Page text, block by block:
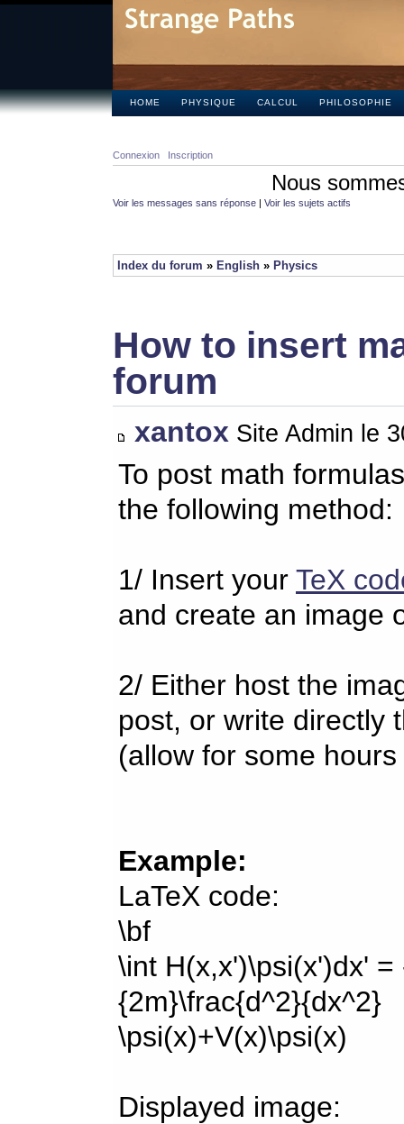
HOME PHYSIQUE CALCUL PHILOSOPHIE
Connexion Inscription
Nous
Voir les messages sans réponse | Voir les sujets actifs
Index du forum » English » Physics
How to insert
forum
xantox Site Admin le
To post math
the following method:
1/ Insert your TeX
and create an image
2/ Either host the
post, or write directly
(allow for some
Example:
LaTeX code:
\bf
\int H(x,x')\psi(x')dx'
{2m}\frac{d^2}{dx^2}
\psi(x)+V(x)\psi(x)
Displayed image: